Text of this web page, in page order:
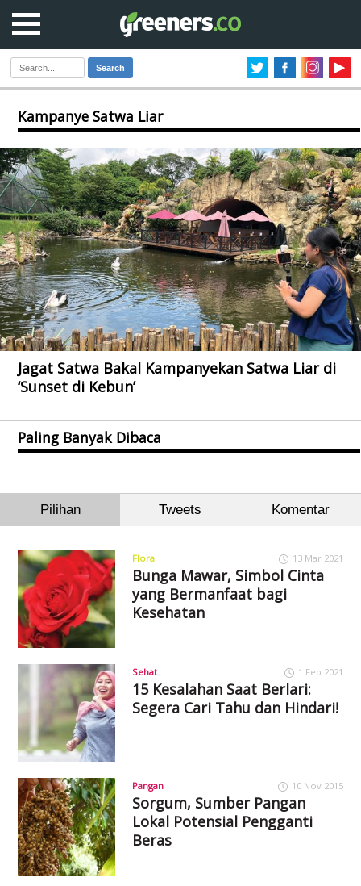
Search
Kampanye Satwa Liar
Jagat Satwa Bakal Kampanyekan Satwa Liar di
‘Sunset di Kebun’
Paling Banyak Dibaca
Pilihan Tweets Komentar
Flora 13 Mar 2021
Bunga Mawar, Simbol Cinta
yang Bermanfaat bagi
Kesehatan
Sehat 1 Feb 2021
15 Kesalahan Saat Berlari:
Segera Cari Tahu dan Hindari!
Pangan 10 Nov 2015
Sorgum, Sumber Pangan
Lokal Potensial Pengganti
Beras